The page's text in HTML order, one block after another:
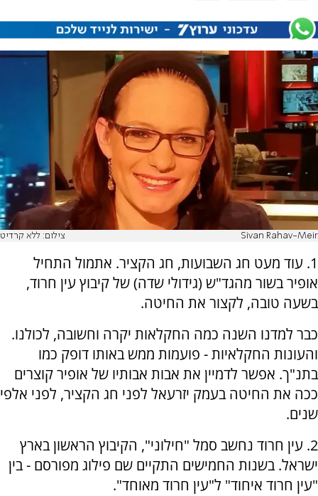
Sivan Rahav-Meir צילום: ללא קרדיט
1. עוד מעט חג השבועות, חג הקציר. אתמול התחיל
אופיר בשור מהגד"ש (גידולי שדה) של קיבוץ עין חרוד,
בשעה טובה, לקצור את החיטה.
כבר למדנו השנה כמה החקלאות יקרה וחשובה, לכולנו.
והעונות החקלאיות - פועמות ממש באותו דופק כמו
בתנ"ך. אפשר לדמיין את אבות אבותיו של אופיר קוצרים
ככה את החיטה בעמק יזרעאל לפני חג הקציר, לפני אלפי
שנים.
2. עין חרוד נחשב סמל "חילוני", הקיבוץ הראשון בארץ
ישראל. בשנות החמישים התקיים שם פילוג מפורסם - בין
"עין חרוד איחוד" ל"עין חרוד מאוחד".